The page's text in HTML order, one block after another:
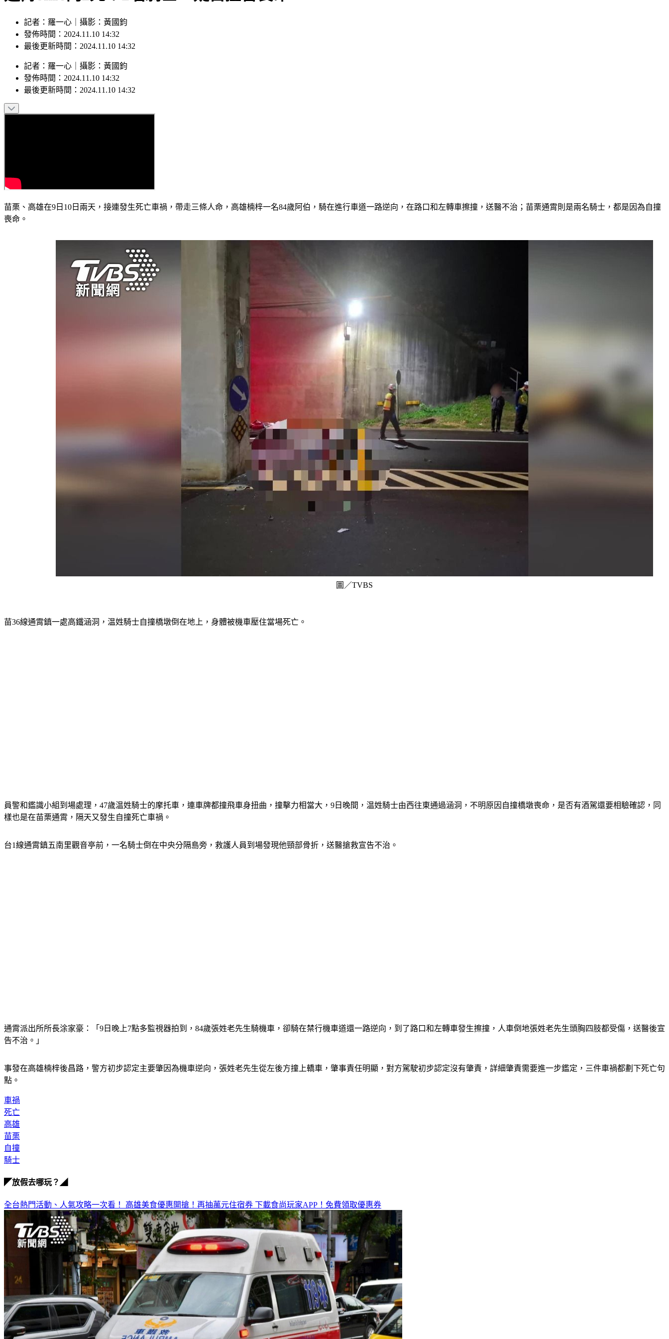
記者：羅一心｜攝影：黃國鈞
發佈時間：2024.11.10 14:32
最後更新時間：2024.11.10 14:32
記者 ： 羅一心 攝影 ： 黃國鈞
發佈時間： 2024.11.10 14:32
最後更新時間： 2024.11.10 14:32
苗栗、高雄在9日10日兩天，接連發生死亡車禍，帶走三條人命，高雄楠梓一名84歲阿伯，騎在進行車道一路逆向，在路口和左轉車擦撞，送醫不治；苗栗通霄則是兩名騎士，都是因為自撞
喪命。
圖／TVBS
苗36線通霄鎮一處高鐵涵洞，温姓騎士自撞橋墩倒在地上，身體被機車壓住當場死亡。
員警和鑑識小組到場處理，47歲温姓騎士的摩托車，連車牌都撞飛車身扭曲，撞擊力相當大，9日晚間，温姓騎士由西往東通過涵洞，不明原因自撞橋墩喪命，是否有酒駕還要相驗確認，同
樣也是在苗栗通霄，隔天又發生自撞死亡車禍。
台1線通霄鎮五南里觀音亭前，一名騎士倒在中央分隔島旁，救護人員到場發現他頸部骨折，送醫搶救宣告不治。
通霄派出所所長涂家豪：「9日晚上7點多監視器拍到，84歲張姓老先生騎機車，卻騎在禁行機車道還一路逆向，到了路口和左轉車發生擦撞，人車倒地張姓老先生頭胸四肢都受傷，送醫後宣
告不治。」
事發在高雄楠梓後昌路，警方初步認定主要肇因為機車逆向，張姓老先生從左後方撞上轎車，肇事責任明顯，對方駕駛初步認定沒有肇責，詳細肇責需要進一步鑑定，三件車禍都劃下死亡句
點。
車禍
死亡
高雄
苗栗
自撞
騎士
◤放假去哪玩？◢
全台熱門活動、人氣攻略一次看！ 高雄美食優惠開搶！再抽萬元住宿券 下載食尚玩家APP！免費領取優惠券